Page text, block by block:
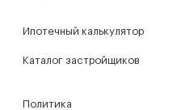
Ипотечный калькулятор
Каталог застройщиков
Политика